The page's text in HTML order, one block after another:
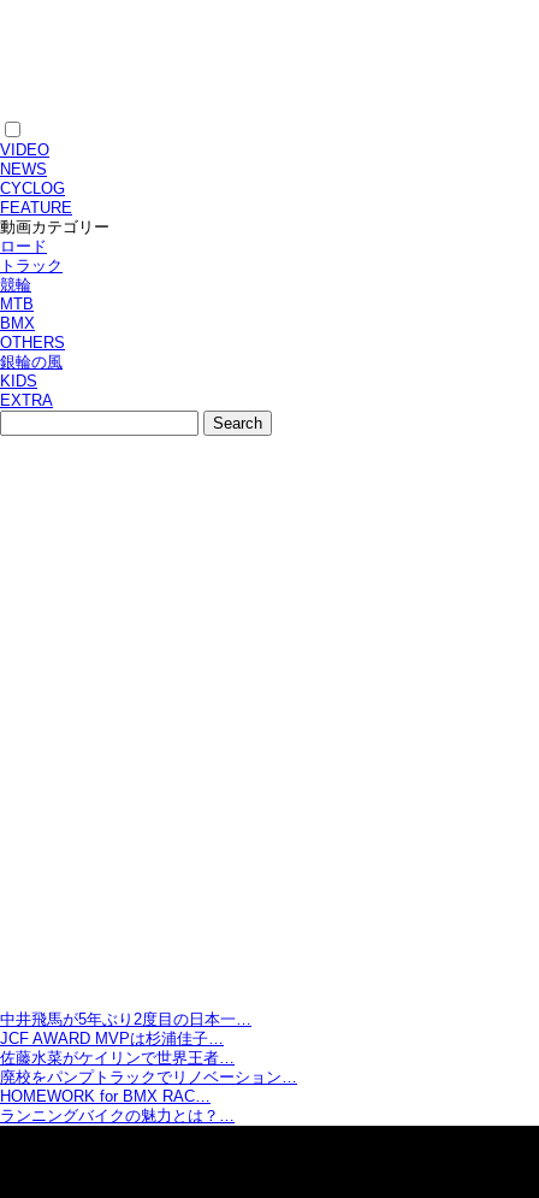
VIDEO
NEWS
CYCLOG
FEATURE
動画カテゴリー
ロード
トラック
競輪
MTB
BMX
OTHERS
銀輪の風
KIDS
EXTRA
中井飛馬が5年ぶり2度目の日本一…
JCF AWARD MVPは杉浦佳子…
佐藤水菜がケイリンで世界王者…
廃校をパンプトラックでリノベーション…
HOMEWORK for BMX RAC…
ランニングバイクの魅力とは？…